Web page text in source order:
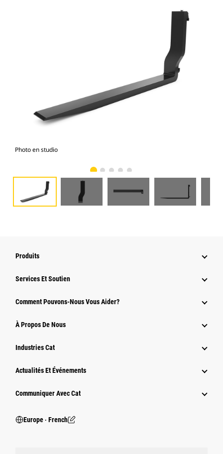
Photo en studio
Produits
Services Et Soutien
Comment Pouvons-Nous Vous Aider?
À Propos De Nous
Industries Cat
Actualités Et Événements
Communiquer Avec Cat
Europe ‧ French